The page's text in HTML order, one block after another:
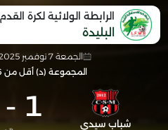
الرابطة الولائية لكرة القدم
البليدة
الجمعة 7 نوفمبر 2025
المجموعة (د) أقل من 16 سنة
شباب سيدي
1
-